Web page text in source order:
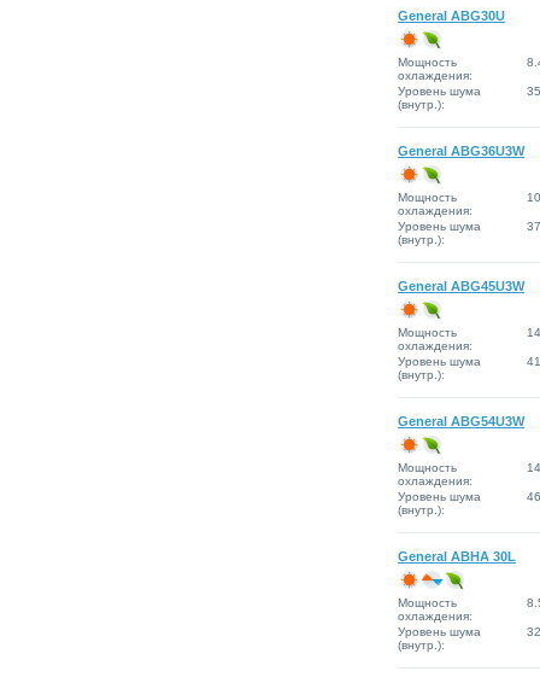
General ABG30U
Мощность
охлаждения:
Уровень шума
(внутр.):
General ABG36U3W
Мощность
охлаждения:
Уровень шума
(внутр.):
General ABG45U3W
Мощность
охлаждения:
Уровень шума
(внутр.):
General ABG54U3W
Мощность
охлаждения:
Уровень шума
(внутр.):
General ABHA 30L
Мощность
охлаждения:
Уровень шума
(внутр.):